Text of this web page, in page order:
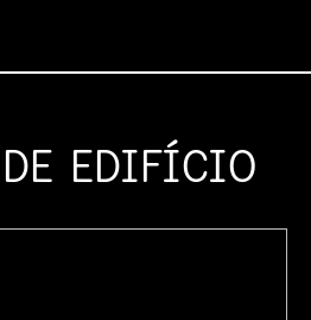
EDIFÍCIO